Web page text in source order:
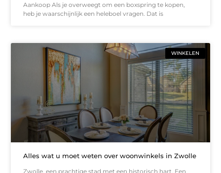
Aankoop Als je overweegt om een boxspring te kopen,
heb je waarschijnlijk een heleboel vragen. Dat is
WINKELEN
Alles wat u moet weten over woonwinkels in Zwolle
Zwolle, een prachtige stad met een historisch hart. Een